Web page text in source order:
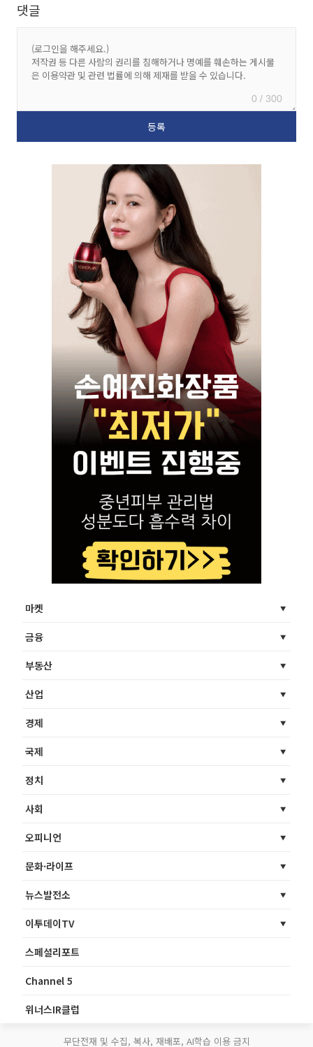
댓글
0 / 300
마켓
금융
부동산
산업
경제
국제
정치
사회
오피니언
문화·라이프
뉴스발전소
이투데이TV
스페셜리포트
Channel 5
위너스IR클럽
무단전재 및 수집, 복사, 재배포, AI학습 이용 금지